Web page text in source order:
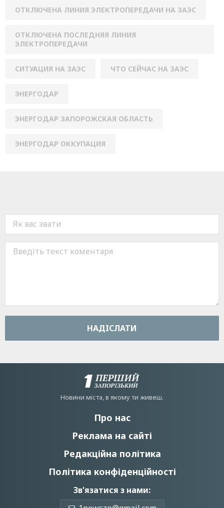
ОТКЛЮЧЕНА ЛИНИЯ ЭЛЕКТРОПЕРЕДАЧИ НА ЗАЭС
ОТКЛЮЧЕНА ПОСЛЕДНЯЯ ЛИНИЯ
ЭЛЕКТРОПЕРЕДАЧИ
СИТУАЦИЯ НА ЗАЭС ЧТО СЕЙЧАС НА ЗАЭС
ЭНЕРГОДАР
ЭНЕРГОДАР ЗАПОРОЖСКАЯ ОБЛАСТЬ
ЭНЕРГОДАР ОККУПАЦИЯ
НАДIСЛАТИ
Новини мiста, в якому ти живеш.
Про нас
Реклама на сайті
Редакційна політика
Політика конфіденційності
Зв'язатися з нами: